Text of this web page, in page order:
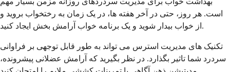
است. هر روز، حتی در آخر هفته ها، در یک زمان به رختخواب بروید و
از خواب بیدار شوید و یک برنامه خواب آرامش بخش ایجاد کنید.
تکنیک های مدیریت استرس می تواند به طور قابل توجهی بر فراوانی
سردرد شما تاثیر بگذارد. در نظر بگیرید که آرامش عضلانی پیشرونده،